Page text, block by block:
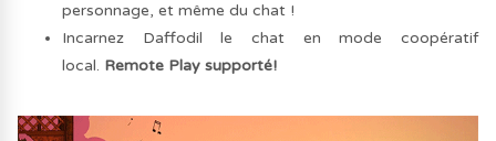
personnage, et même du chat !
Incarnez Daffodil le chat en mode coopératif
local. Remote Play supporté!